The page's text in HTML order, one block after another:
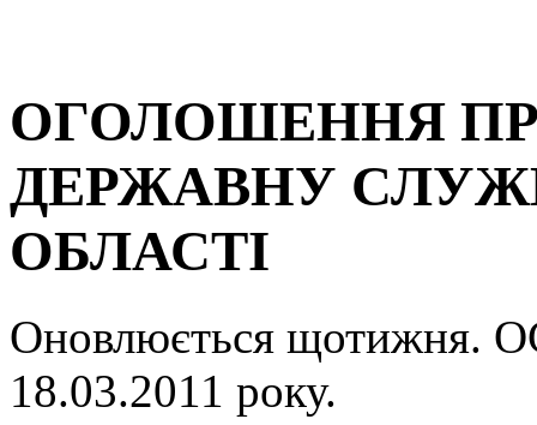
ОГОЛОШЕННЯ
ДЕРЖАВНУ
ОБЛАСТІ
Оновлюється
18.03.2011 року.